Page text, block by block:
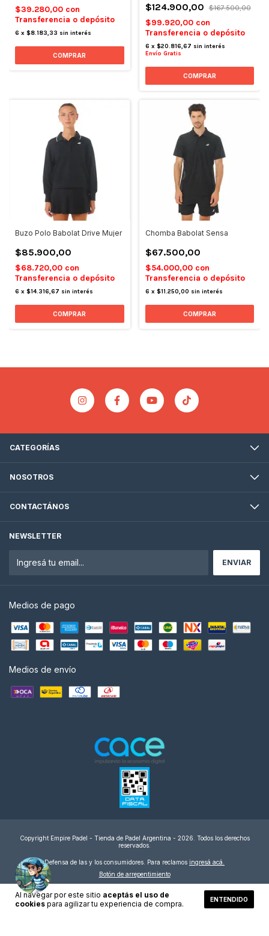
Al navegar por este sitio aceptás el uso de
cookies para agilizar tu experiencia de compra. ENTENDIDO
$39.280,00 con
Transferencia o depósito
6 x $8.183,33 sin interés
COMPRAR
$124.900,00 $167.500,00
$99.920,00 con
Transferencia o depósito
6 x $20.816,67 sin interés
Envío Gratis
COMPRAR
Buzo Polo Babolat Drive Mujer
$85.900,00
$68.720,00 con
Transferencia o depósito
6 x $14.316,67 sin interés
COMPRAR
Chomba Babolat Sensa
$67.500,00
$54.000,00 con
Transferencia o depósito
6 x $11.250,00 sin interés
COMPRAR
CATEGORÍAS
NOSOTROS
CONTACTÁNOS
NEWSLETTER
Medios de pago
Medios de envío
Copyright Empire Padel - Tienda de Padel Argentina - 2026. Todos los derechos
reservados.
Defensa de las y los consumidores. Para reclamos ingresá acá.
Botón de arrepentimiento